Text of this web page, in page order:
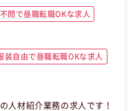
問で昼職転職OKな求人
装自由で昼職転職OKな求人
人材紹介業務の求人です！